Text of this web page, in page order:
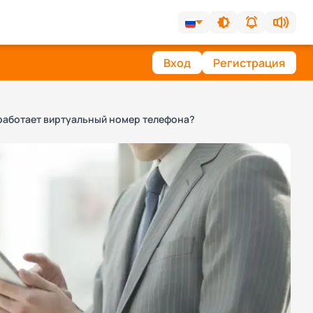
Вход Регистрация
виртуальный номер телефона?